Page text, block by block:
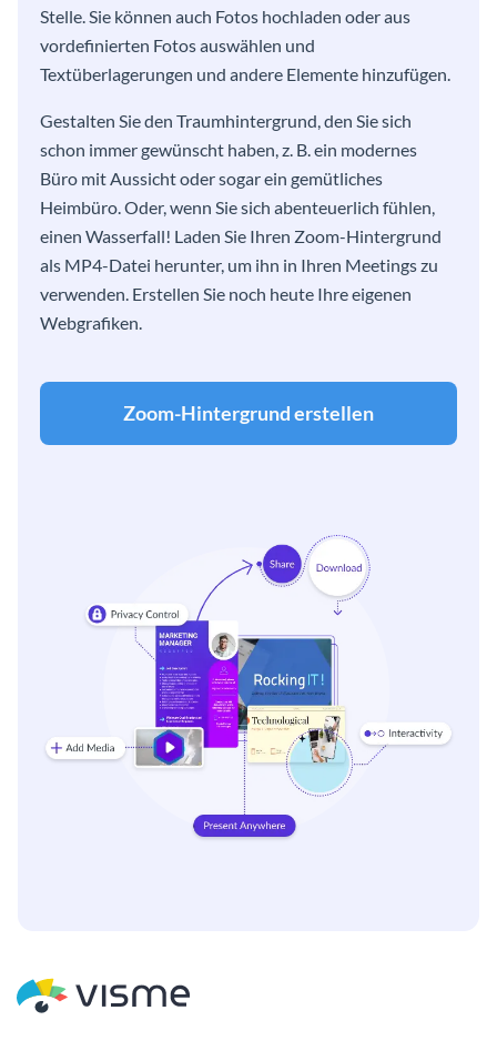
Stelle. Sie können auch Fotos hochladen oder aus
vordefinierten Fotos auswählen und
Textüberlagerungen und andere Elemente hinzufügen.
Gestalten Sie den Traumhintergrund, den Sie sich
schon immer gewünscht haben, z. B. ein modernes
Büro mit Aussicht oder sogar ein gemütliches
Heimbüro. Oder, wenn Sie sich abenteuerlich fühlen,
einen Wasserfall! Laden Sie Ihren Zoom-Hintergrund
als MP4-Datei herunter, um ihn in Ihren Meetings zu
verwenden. Erstellen Sie noch heute Ihre eigenen
Webgrafiken.
Zoom-Hintergrund erstellen